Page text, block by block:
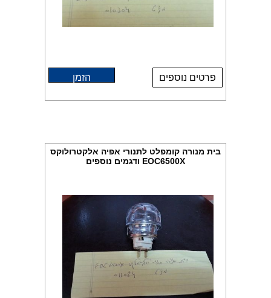
פרטים נוספים הזמן
בית מנורה קומפלט לתנורי אפיה אלקטרולוקס
EOC6500X ודגמים נוספים